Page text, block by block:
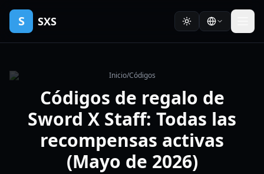
S SXS
Inicio/Códigos
Códigos de regalo de
Sword X Staff: Todas las
recompensas activas
(Mayo de 2026)